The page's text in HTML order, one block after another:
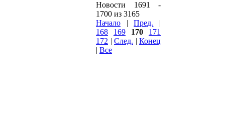
Новости 1691 -
1700 из 3165
Начало |Пред. |
168
169 170
171
172 | След. | Конец
| Все